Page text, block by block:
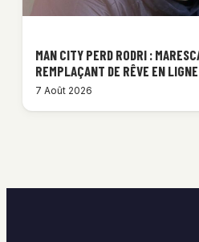
MAN CITY PERD RODRI :
REMPLAÇANT DE RÊVE EN
7 Août 2026